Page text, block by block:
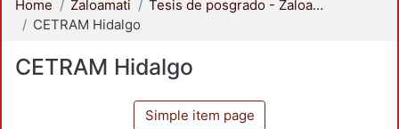
Home Zaloamati
Tesis de posgrado - Zaloamati
CETRAM Hidalgo
CETRAM Hidalgo
Simple item page